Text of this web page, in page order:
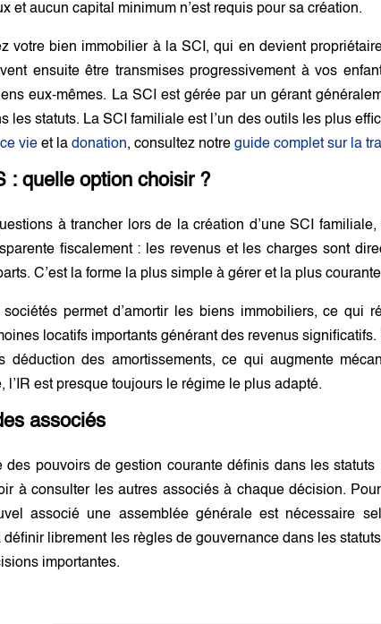
et aucun capital minimum n’est requis pour sa création.
votre bien immobilier à la SCI, qui en devient
ensuite être transmises progressivement à vos
eux-mêmes. La SCI est gérée par un gérant
les statuts. La SCI familiale est l’un des outils les plus
vie et la donation, consultez notre guide complet sur la
: quelle option choisir ?
à trancher lors de la création d’une SCI
fiscalement : les revenus et les charges sont
C’est la forme la plus simple à gérer et la plus
permet d’amortir les biens immobiliers, ce qui
locatifs importants générant des revenus
déduction des amortissements, ce qui augmente
l’IR est presque toujours le régime le plus adapté.
associés
des pouvoirs de gestion courante définis dans les
à consulter les autres associés à chaque décision.
associé une assemblée générale est nécessaire
librement les règles de gouvernance dans les
importantes.